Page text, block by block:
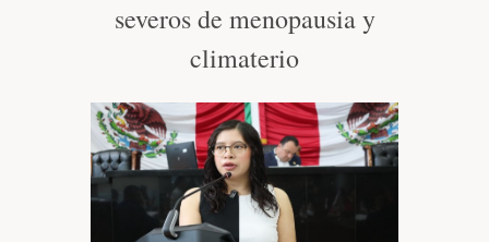
Secretarías
Transparencia
severos de menopausia y
climaterio